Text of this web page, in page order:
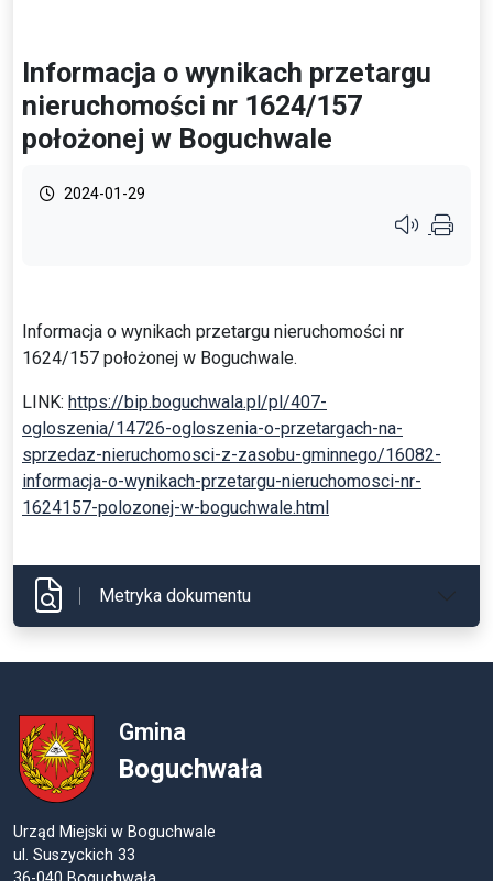
Informacja o wynikach przetargu
nieruchomości nr 1624/157
położonej w Boguchwale
2024-01-29
Przycisk
Informacja o wynikach przetargu nieruchomości nr
1624/157 położonej w Boguchwale.
LINK: https://bip.boguchwala.pl/pl/407-
ogloszenia/14726-ogloszenia-o-przetargach-na-
sprzedaz-nieruchomosci-z-zasobu-gminnego/16082-
informacja-o-wynikach-przetargu-nieruchomosci-nr-
1624157-polozonej-w-boguchwale.html
Metryka dokumentu
Gmina
Boguchwała
Urząd Miejski w Boguchwale
ul. Suszyckich 33